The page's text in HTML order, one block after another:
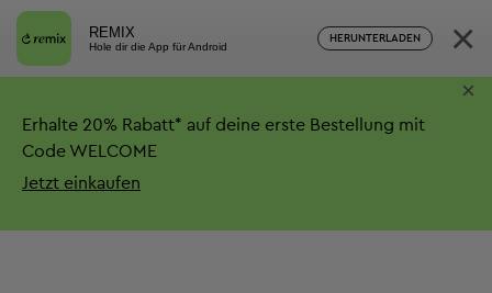
REMIX
Hole dir die App für Android
HERUNTERLADEN ×
Erhalte 20% Rabatt* auf deine erste Bestellung mit
Code WELCOME
Jetzt einkaufen
×